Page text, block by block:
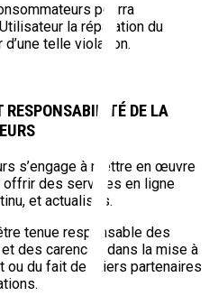
pourra
la réparation du
telle violation.
DE LA
s’engage à mettre en œuvre
des services en ligne
et actualisés.
tenue responsable des
des carences dans la mise à
ou du fait des tiers partenaires